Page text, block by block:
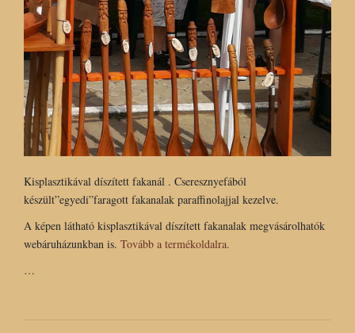
Kisplasztikával díszített fakanál . Cseresznyefából
készült”egyedi”faragott fakanalak paraffinolajjal kezelve.
A képen látható kisplasztikával díszített fakanalak megvásárolhatók
webáruházunkban is. Tovább a termékoldalra.
…